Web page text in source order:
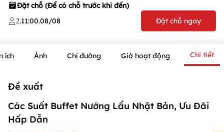
Đặt chỗ (Để có chỗ trước khi đến)
2.11:00.08/08 Đặt chỗ ngay
ích Ảnh Chỉ đường Giờ hoạt động Chi tiết
Đề xuất
Các Suất Buffet Nướng Lẩu Nhật Bản, Ưu Đãi
Hấp Dẫn